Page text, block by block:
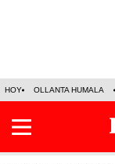
HOY OLLANTA HUMALA